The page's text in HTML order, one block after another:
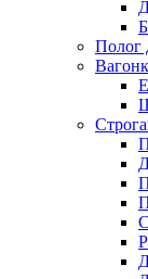
Полог